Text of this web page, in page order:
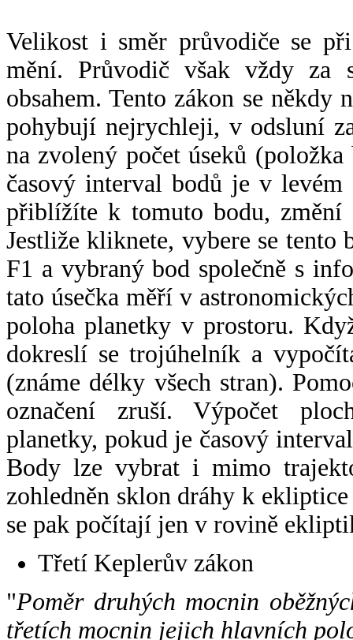
Velikost i směr průvodiče se
mění. Průvodič však vždy za
obsahem. Tento zákon se někdy
pohybují nejrychleji, v odsluní
na zvolený počet úseků
časový interval bodů je v
přiblížíte k tomuto bodu,
Jestliže kliknete, vybere se tento
F1 a vybraný bod společně s
tato úsečka měří v
poloha planetky v prostoru.
dokreslí se trojúhelník a
(známe délky všech stran).
označení zruší. Výpočet
planetky, pokud je časový
Body lze vybrat i mimo
zohledněn sklon dráhy k
se pak počítají jen v rovině
Třetí Keplerův zákon
"Poměr druhých mocnin
třetích mocnin jejich hlavních